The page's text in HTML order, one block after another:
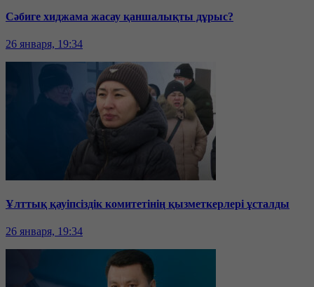
Сәбиге хиджама жасау қаншалықты дұрыс?
26 января, 19:34
Ұлттық қауіпсіздік комитетінің қызметкерлері ұсталды
26 января, 19:34